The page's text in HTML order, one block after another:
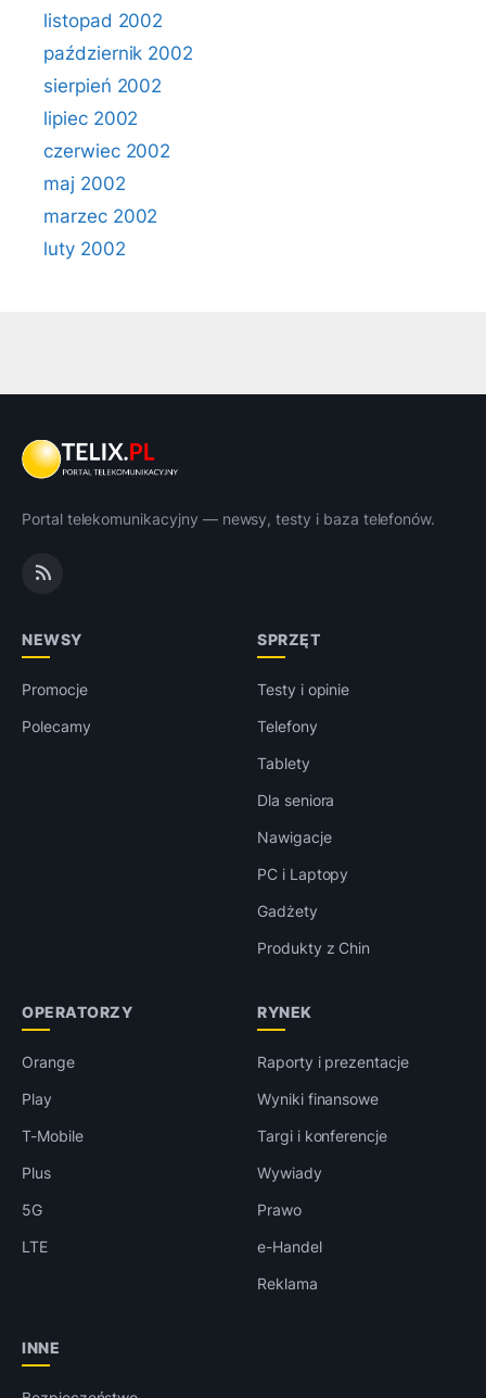
listopad 2002
październik 2002
sierpień 2002
lipiec 2002
czerwiec 2002
maj 2002
marzec 2002
luty 2002
Portal telekomunikacyjny — newsy, testy i baza telefonów.
NEWSY
Promocje
Polecamy
SPRZĘT
Testy i opinie
Telefony
Tablety
Dla seniora
Nawigacje
PC i Laptopy
Gadżety
Produkty z Chin
OPERATORZY
Orange
Play
T-Mobile
Plus
5G
LTE
RYNEK
Raporty i prezentacje
Wyniki finansowe
Targi i konferencje
Wywiady
Prawo
e-Handel
Reklama
INNE